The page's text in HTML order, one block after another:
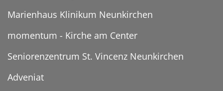
Marienhaus Klinikum Neunkirchen
momentum - Kirche am Center
Seniorenzentrum St. Vincenz Neunkirchen
Adveniat